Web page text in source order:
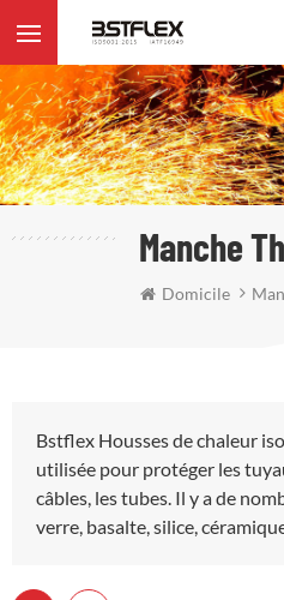
Manche
Domicile
Bstflex Housses de chaleur
utilisée pour protéger les
câbles, les tubes. Il y a de
verre, basalte, silice,